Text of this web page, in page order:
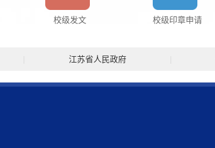
校级发文 校级印章申请
江苏省人民政府